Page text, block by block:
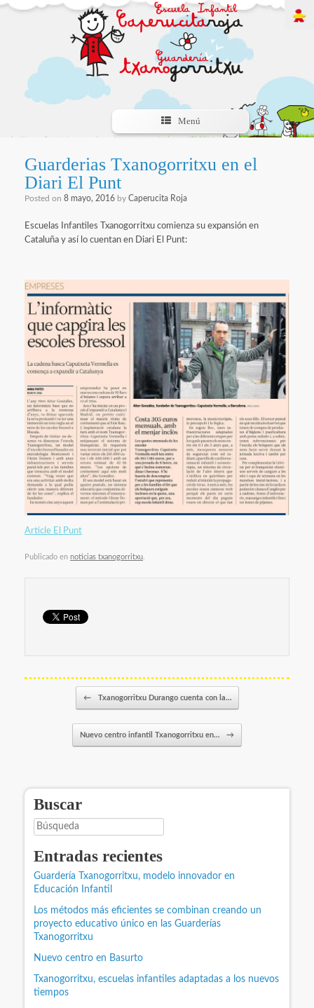
Menú
Guarderias Txanogorritxu en el
Diari El Punt
Posted on 8 mayo, 2016 by Caperucita Roja
Escuelas Infantiles Txanogorritxu comienza su expansión en
Cataluña y así lo cuentan en Diari El Punt:
Article El Punt
Publicado en noticias txanogorritxu
Navegador de artículos
← Txanogorritxu Durango cuenta con la…
Nuevo centro infantil Txanogorritxu en… →
Buscar
Búsqueda
Entradas recientes
Guardería Txanogorritxu, modelo innovador en
Educación Infantil
Los métodos más eficientes se combinan creando un
proyecto educativo único en las Guarderías
Txanogorritxu
Nuevo centro en Basurto
Txanogorritxu, escuelas infantiles adaptadas a los nuevos
tiempos